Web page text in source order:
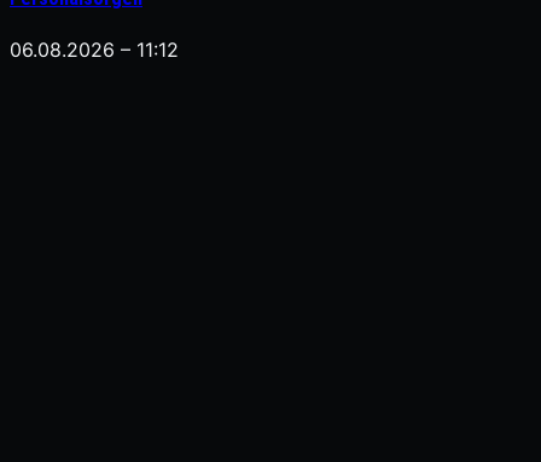
06.08.2026 – 11:12